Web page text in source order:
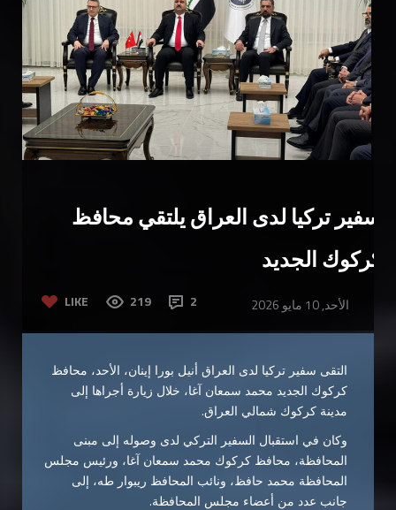
سفير تركيا لدى العراق يلتقي محافظ
كركوك الجديد
LIKE 219 2 الأحد, 10 مايو 2026
التقى سفير تركيا لدى العراق أنيل بورا إينان، الأحد، محافظ
كركوك الجديد محمد سمعان آغا، خلال زيارة أجراها إلى
مدينة كركوك شمالي العراق.
وكان في استقبال السفير التركي لدى وصوله إلى مبنى
المحافظة، محافظ كركوك محمد سمعان آغا، ورئيس مجلس
المحافظة محمد حافظ، ونائب المحافظ ريبوار طه، إلى
جانب عدد من أعضاء مجلس المحافظة.